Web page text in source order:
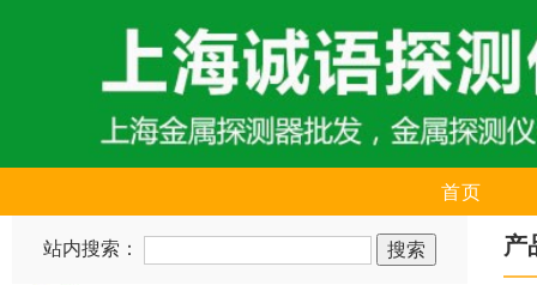
首页
站内搜索： 产